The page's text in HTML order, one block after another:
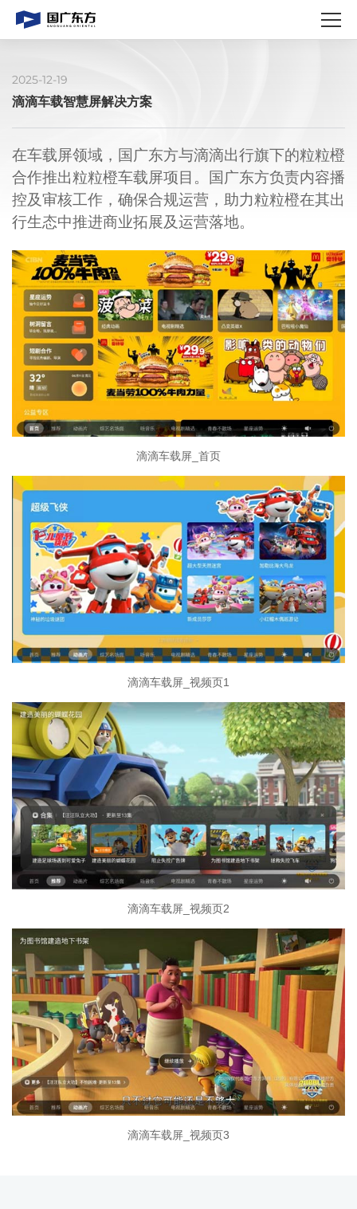
2025-12-19
滴滴车载智慧屏解决方案
在车载屏领域，国广东方与滴滴出行旗下的粒粒橙
合作推出粒粒橙车载屏项目。
国广东方负责内容播
控及审核工作，确保合规运营， 助力粒粒橙在其出
行生态中推进商业拓展及运营落地。
滴滴车载屏_首页
滴滴车载屏_视频页1
滴滴车载屏_视频页2
滴滴车载屏_视频页3